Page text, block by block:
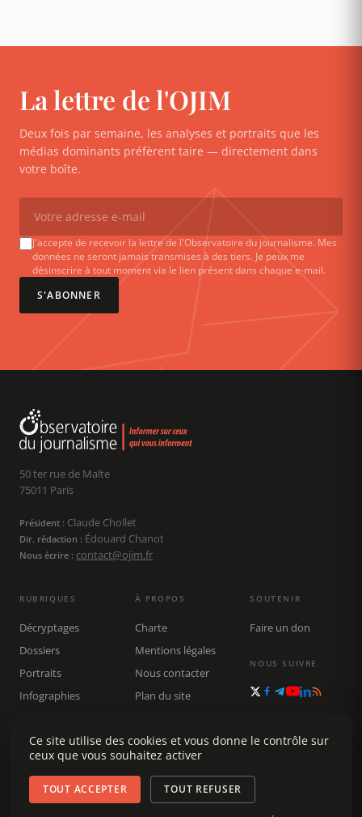
La lettre de l'OJIM
Deux fois par semaine, les analyses et portraits que les
médias dominants préfèrent taire — directement dans
votre boîte.
J'accepte de recevoir la lettre de l'Observatoire du journalisme. Mes
données ne seront jamais transmises à des tiers. Je peux me
désinscrire à tout moment via le lien présent dans chaque e-mail.
S'ABONNER
50 ter rue de Malte
75011 Paris
Président : Claude Chollet
Dir. rédaction : Édouard Chanot
Nous écrire : contact@ojim.fr
RUBRIQUES
Décryptages
Dossiers
Portraits
Infographies
Rechercher
À PROPOS
Charte
Mentions légales
Nous contacter
Plan du site
SOUTENIR
Faire un don
NOUS SUIVRE
© 2026 Observatoire du journalisme (OJIM) · Tous droits réservés ·
Ce site utilise des cookies et vous donne le contrôle sur
ceux que vous souhaitez activer
TOUT ACCEPTER TOUT REFUSER